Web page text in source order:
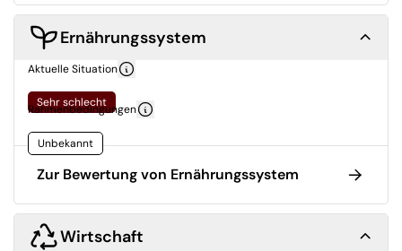
Ernährungssystem
Aktuelle Situation
Sehr schlecht
Rahmenbedingungen
Unbekannt
Zur Bewertung von Ernährungssystem
Wirtschaft